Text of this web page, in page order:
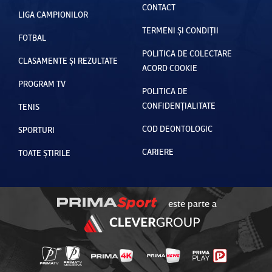
LIGA CAMPIONILOR
FOTBAL
CLASAMENTE ȘI REZULTATE
PROGRAM TV
TENIS
SPORTURI
TOATE ȘTIRILE
CONTACT
TERMENI ȘI CONDIȚII
POLITICA DE COLECTARE
ACORD COOKIE
POLITICA DE
CONFIDENȚIALITATE
COD DEONTOLOGIC
CARIERE
este parte a